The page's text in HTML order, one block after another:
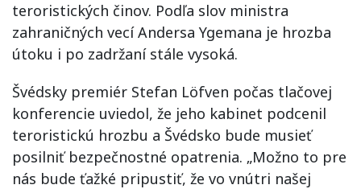
teroristických činov. Podľa slov ministra
zahraničných vecí Andersa Ygemana je hrozba
útoku i po zadržaní stále vysoká.
Švédsky premiér Stefan Löfven počas tlačovej
konferencie uviedol, že jeho kabinet podcenil
teroristickú hrozbu a Švédsko bude musieť
posilniť bezpečnostné opatrenia. „Možno to pre
nás bude ťažké pripustiť, že vo vnútri našej